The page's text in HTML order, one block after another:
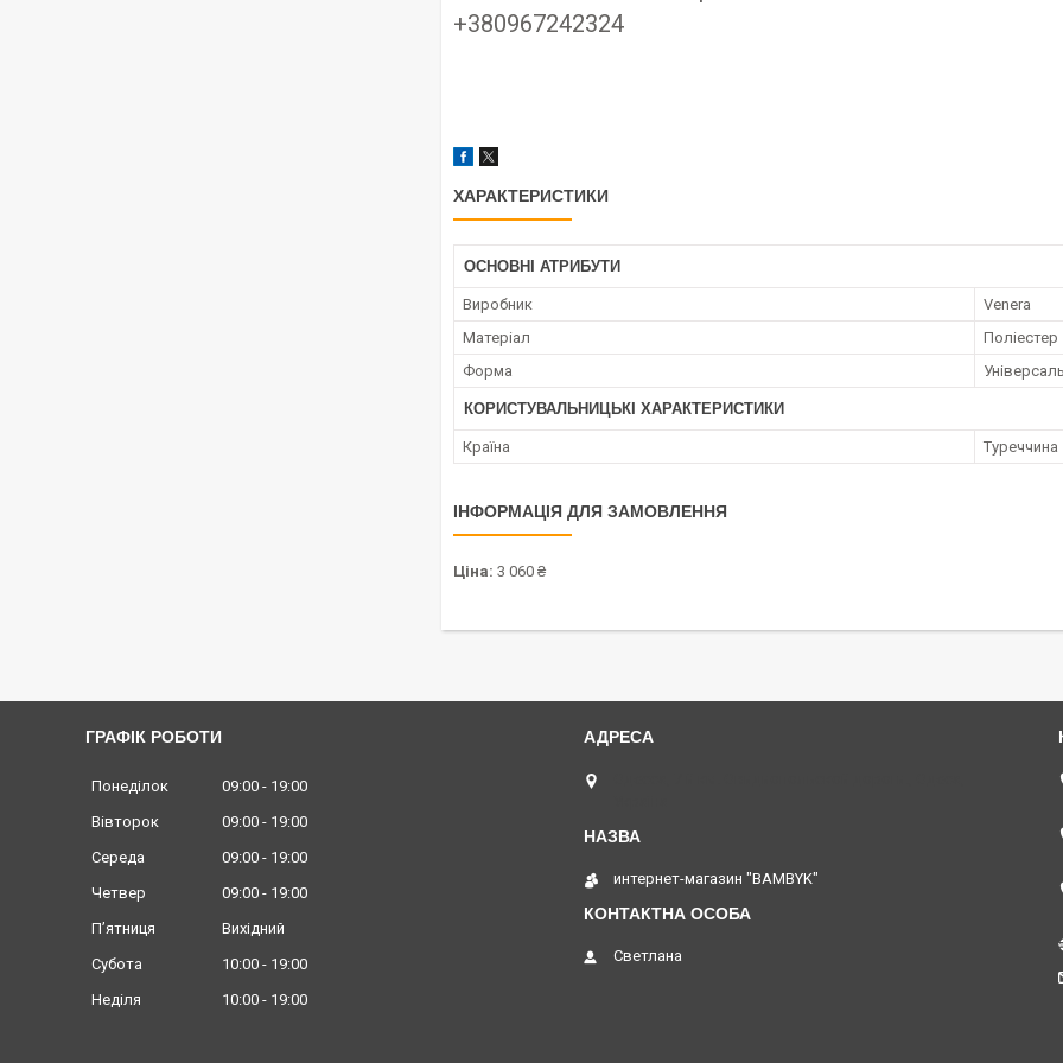
+380967242324
ХАРАКТЕРИСТИКИ
ОСНОВНІ АТРИБУТИ
Виробник
Venera
Матеріал
Поліестер
Форма
КОРИСТУВАЛЬНИЦЬКІ ХАРАКТЕРИСТИКИ
Країна Туреччина
ІНФОРМАЦІЯ ДЛЯ ЗАМОВЛЕННЯ
Ціна: 3 060 ₴
ГРАФІК РОБОТИ
Понеділок 09:00
19:00
Вівторок
09:00
19:00
Середа
09:00
19:00
Четвер
09:00
19:00
Пʼятниця
Вихідний
Субота
10:00
19:00
Неділя
10:00 19:00
интернет-магазин "BAMBYK"
Светлана